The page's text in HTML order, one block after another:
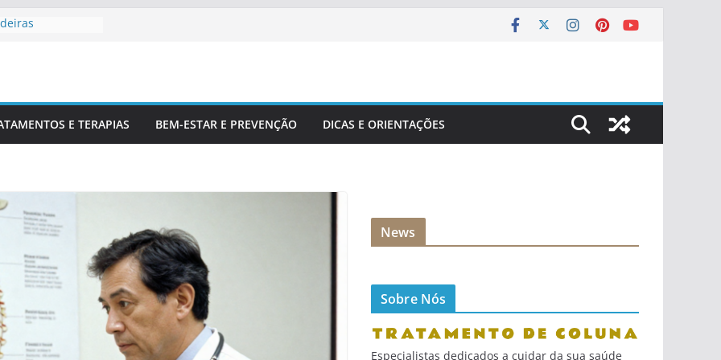
Corretamente DaE TERAPIAS BEM-ESTAR E PREVENÇÃO DICAS E ORIENTAÇÕES
News
Sobre Nós
Especialistas dedicados a cuidar da sua saúde